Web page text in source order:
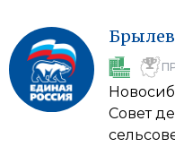
Брылев
Совет